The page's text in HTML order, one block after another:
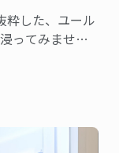
粋した、ユール
ってみません
を盛り上げる